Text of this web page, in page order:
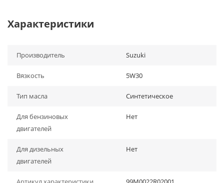
Характеристики
Производитель Suzuki
Вязкость 5W30
Тип масла Синтетическое
Для бензиновых
двигателей
Нет
Для дизельных
двигателей
Нет